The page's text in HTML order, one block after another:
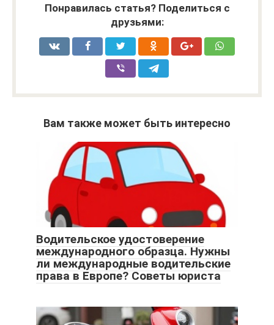
Понравилась статья? Поделиться с
друзьями:
Вам также может быть интересно
Водительское удостоверение
международного образца. Нужны
ли международные водительские
права в Европе? Советы юриста